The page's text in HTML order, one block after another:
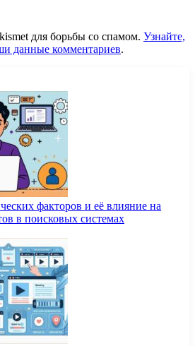
для борьбы со спамом. Узнайте,
данные комментариев.
факторов и её влияние на
в поисковых системах